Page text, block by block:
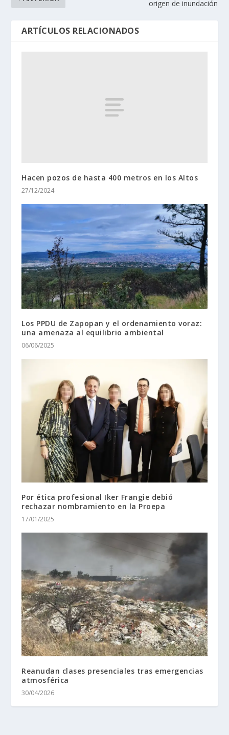
origen de inundación
ARTÍCULOS RELACIONADOS
Hacen pozos de hasta 400 metros en los Altos
27/12/2024
Los PPDU de Zapopan y el ordenamiento voraz:
una amenaza al equilibrio ambiental
06/06/2025
Por ética profesional Iker Frangie debió
rechazar nombramiento en la Proepa
17/01/2025
Reanudan clases presenciales tras emergencias
atmosférica
30/04/2026